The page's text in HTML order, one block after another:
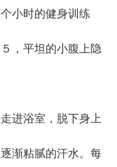
小时的健身训练
，平坦的小腹上隐
进浴室，脱下身上
渐粘腻的汗水。每